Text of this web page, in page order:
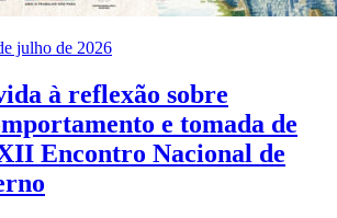
julho de 2026
à reflexão sobre
e tomada de
Encontro Nacional de